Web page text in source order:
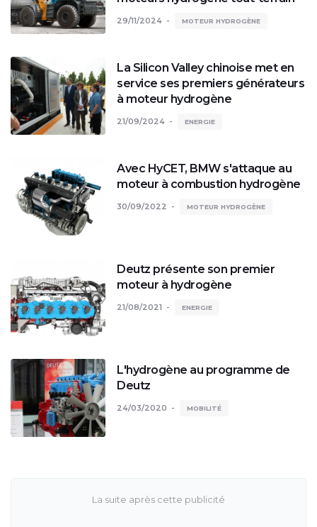
29/11/2024 MOTEUR HYDROGÈNE
La Silicon Valley chinoise met en
service ses premiers générateurs
à moteur hydrogène
21/09/2024 ENERGIE
Avec HyCET, BMW s'attaque au
moteur à combustion hydrogène
30/09/2022 MOTEUR HYDROGÈNE
Deutz présente son premier
moteur à hydrogène
21/08/2021 ENERGIE
L'hydrogène au programme de
Deutz
24/03/2020 MOBILITÉ